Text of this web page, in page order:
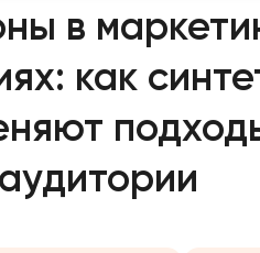
в
как
аудитории